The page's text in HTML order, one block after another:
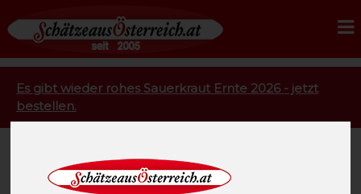
Es gibt wieder rohes Sauerkraut Ernte 2026 - jetzt
bestellen.